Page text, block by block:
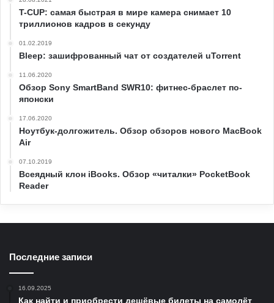
T-CUP: самая быстрая в мире камера снимает 10
триллионов кадров в секунду
01.02.2019
Bleep: зашифрованный чат от создателей uTorrent
11.06.2020
Обзор Sony SmartBand SWR10: фитнес-браслет по-
японски
17.06.2020
Ноутбук-долгожитель. Обзор обзоров нового MacBook
Air
07.10.2019
Всеядный клон iBooks. Обзор «читалки» PocketBook
Reader
Последние записи
16.09.2025
Как найти и приобрести дешёвые билеты на самолёт